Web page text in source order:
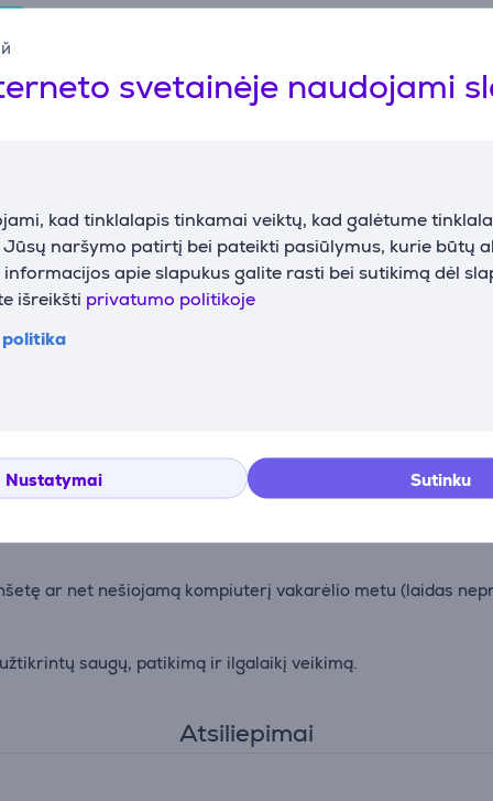
svetainėje naudojami
kad tinklalapis tinkamai veiktų, kad galėtume
naršymo patirtį bei pateikti pasiūlymus, kurie būtų
apie slapukus galite rasti bei sutikimą dėl
išreikšti privatumo politikoje
politika
Nustatymai Sutinku
Gylis
13,7 cm
Aukštis
4,36 cm
groti tiek, kiek norite – baterijos keitimas per galinį lizdą
ar net nešiojamą kompiuterį vakarėlio metu (laidas
saugų, patikimą ir ilgalaikį veikimą.
Atsiliepimai